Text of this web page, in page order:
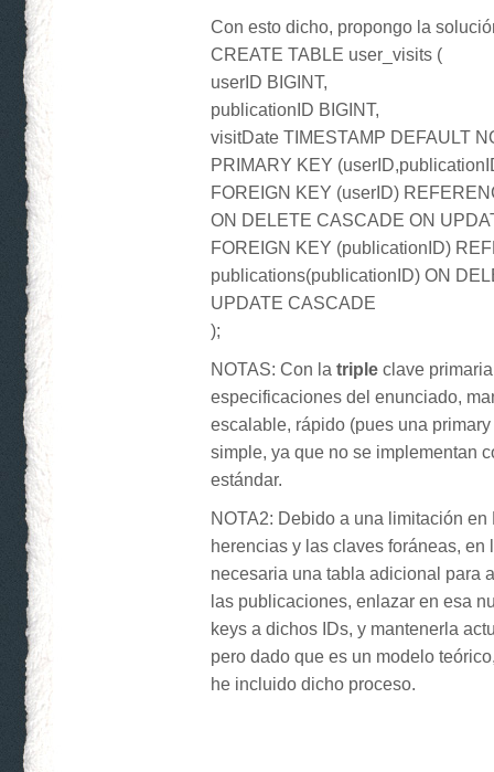
Con esto dicho, propongo la
CREATE TABLE user_visits (
userID BIGINT,
publicationID BIGINT,
visitDate TIMESTAMP DEFAULT
PRIMARY KEY
FOREIGN KEY (userID)
ON DELETE CASCADE ON
FOREIGN KEY (publicationID)
publications(publicationID) ON
UPDATE CASCADE
);
NOTAS: Con la triple clave
especificaciones del enunciado,
escalable, rápido (pues una
simple, ya que no se implementan
estándar.
NOTA2: Debido a una limitación en
herencias y las claves foráneas, en
necesaria una tabla adicional para
las publicaciones, enlazar en esa
keys a dichos IDs, y mantenerla
pero dado que es un modelo
he incluido dicho proceso.